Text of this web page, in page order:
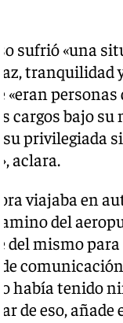
sufrió «una
tranquilidad
«eran
cargos bajo
su privilegiada
aclara.
viajaba en
del
del mismo
había tenido
de eso,